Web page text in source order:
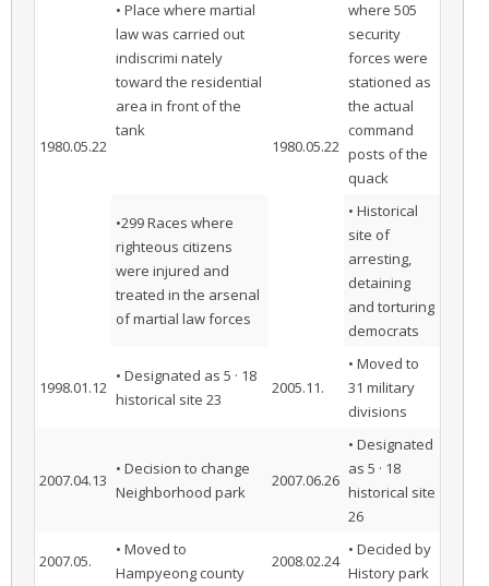
1980.05.22
• Place where martial
law was carried out
indiscrimi nately
toward the residential
area in front of the
tank
1980.05.22
where 505
security
forces were
stationed as
the actual
command
posts of the
quack
•299 Races where
righteous citizens
were injured and
treated in the arsenal
of martial law forces
• Historical
site of
arresting,
detaining
and torturing
democrats
1998.01.12
• Designated as 5 · 18
historical site 23
2005.11.
• Moved to
31 military
divisions
2007.04.13
• Decision to change
Neighborhood park
2007.06.26
• Designated
as 5 · 18
historical site
26
2007.05.
• Moved to
Hampyeong county
2008.02.24
• Decided by
History park